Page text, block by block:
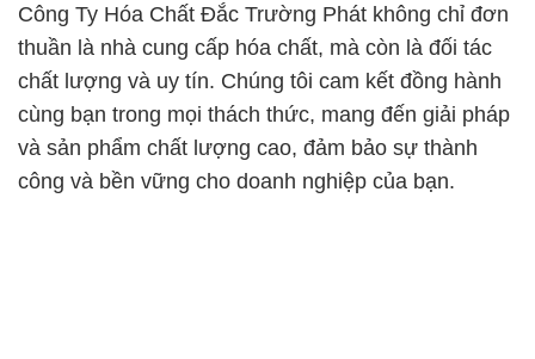
Công Ty Hóa Chất Đắc Trường Phát không chỉ đơn
thuần là nhà cung cấp hóa chất, mà còn là đối tác
chất lượng và uy tín. Chúng tôi cam kết đồng hành
cùng bạn trong mọi thách thức, mang đến giải pháp
và sản phẩm chất lượng cao, đảm bảo sự thành
công và bền vững cho doanh nghiệp của bạn.